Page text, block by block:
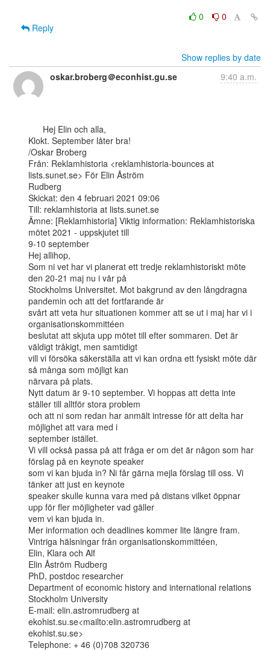
0
0
Reply
Show replies by date
oskar.broberg＠econhist.gu.se
9:40 a.m.
Klokt. September låter bra!
/Oskar Broberg
Från: Reklamhistoria <reklamhistoria-bounces at
lists.sunet.se> För Elin Åström
Rudberg
Skickat: den 4 februari 2021 09:06
Till: reklamhistoria at lists.sunet.se
Ämne: [Reklamhistoria] Viktig information: Reklamhistoriska
mötet 2021 - uppskjutet till
9-10 september
Hej allihop,
Som ni vet har vi planerat ett tredje reklamhistoriskt möte
den 20-21 maj nu i vår på
Stockholms Universitet. Mot bakgrund av den långdragna
pandemin och att det fortfarande är
svårt att veta hur situationen kommer att se ut i maj har vi i
organisationskommittéen
beslutat att skjuta upp mötet till efter sommaren. Det är
väldigt tråkigt, men samtidigt
vill vi försöka säkerställa att vi kan ordna ett fysiskt möte där
så många som möjligt kan
närvara på plats.
Nytt datum är 9-10 september. Vi hoppas att detta inte
ställer till alltför stora problem
och att ni som redan har anmält intresse för att delta har
möjlighet att vara med i
september istället.
Vi vill också passa på att fråga er om det är någon som har
förslag på en keynote speaker
som vi kan bjuda in? Ni får gärna mejla förslag till oss. Vi
tänker att just en keynote
speaker skulle kunna vara med på distans vilket öppnar
upp för fler möjligheter vad gäller
vem vi kan bjuda in.
Mer information och deadlines kommer lite längre fram.
Vintriga hälsningar från organisationskommittéen,
Elin, Klara och Alf
Elin Åström Rudberg
PhD, postdoc researcher
Department of economic history and international relations
Stockholm University
E-mail: elin.astromrudberg at
ekohist.su.se<mailto:elin.astromrudberg at
ekohist.su.se>
Telephone: + 46 (0)708 320736